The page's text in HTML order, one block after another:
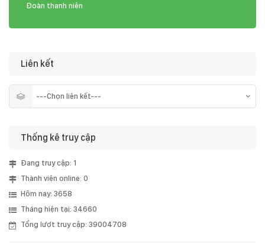
Đoàn thanh niên
Liên kết
Thống kê truy cập
Đang truy cập: 1
Thành viên online: 0
Hôm nay: 3658
Tháng hiện tại: 34660
Tổng lượt truy cập: 39004708